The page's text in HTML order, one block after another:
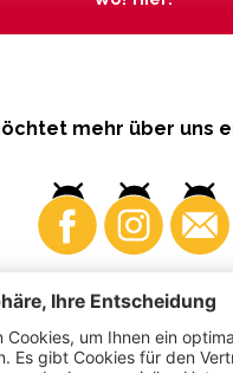
mehr über uns
Business